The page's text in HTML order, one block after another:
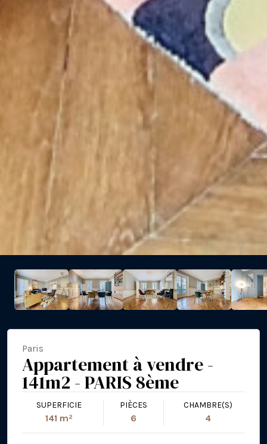
Paris
Appartement à vendre -
141m2 - PARIS 8ème
SUPERFICIE
141 m²
PIÈCES
6
CHAMBRE(S)
4